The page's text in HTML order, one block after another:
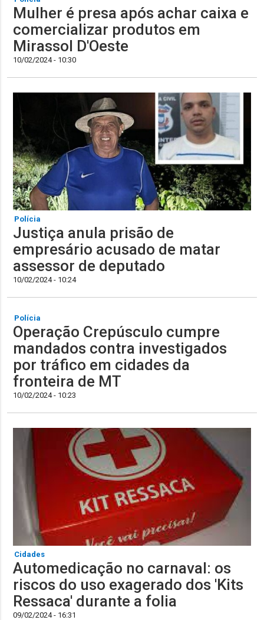
Mulher é presa após achar caixa e
comercializar produtos em
Mirassol D'Oeste
10/02/2024 - 10:30
Polícia
Justiça anula prisão de
empresário acusado de matar
assessor de deputado
10/02/2024 - 10:24
Polícia
Operação Crepúsculo cumpre
mandados contra investigados
por tráfico em cidades da
fronteira de MT
10/02/2024 - 10:23
Cidades
Automedicação no carnaval: os
riscos do uso exagerado dos 'Kits
Ressaca' durante a folia
09/02/2024 - 16:31